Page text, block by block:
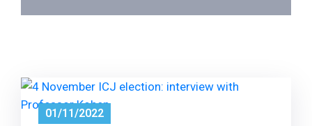
Noticias
01/11/2022